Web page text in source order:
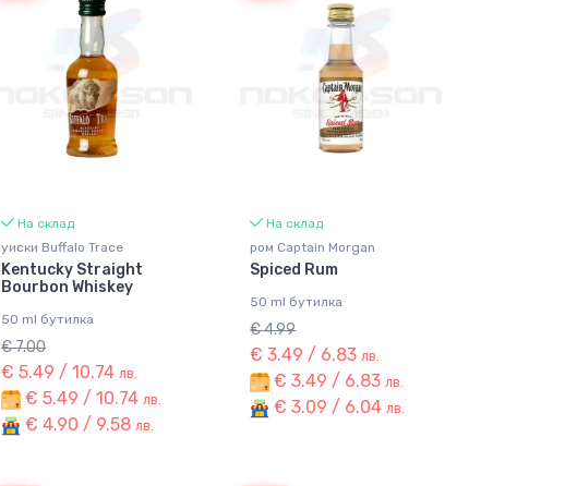
На склад
уиски Buffalo Trace
Kentucky Straight
Bourbon Whiskey
50 ml бутилка
€ 7.00
€ 5.49 / 10.74 лв.
€ 5.49 / 10.74 лв.
€ 4.90 / 9.58 лв.
На склад
ром Captain Morgan
Spiced Rum
50 ml бутилка
€ 4.99
€ 3.49 / 6.83 лв.
€ 3.49 / 6.83 лв.
€ 3.09 / 6.04 лв.